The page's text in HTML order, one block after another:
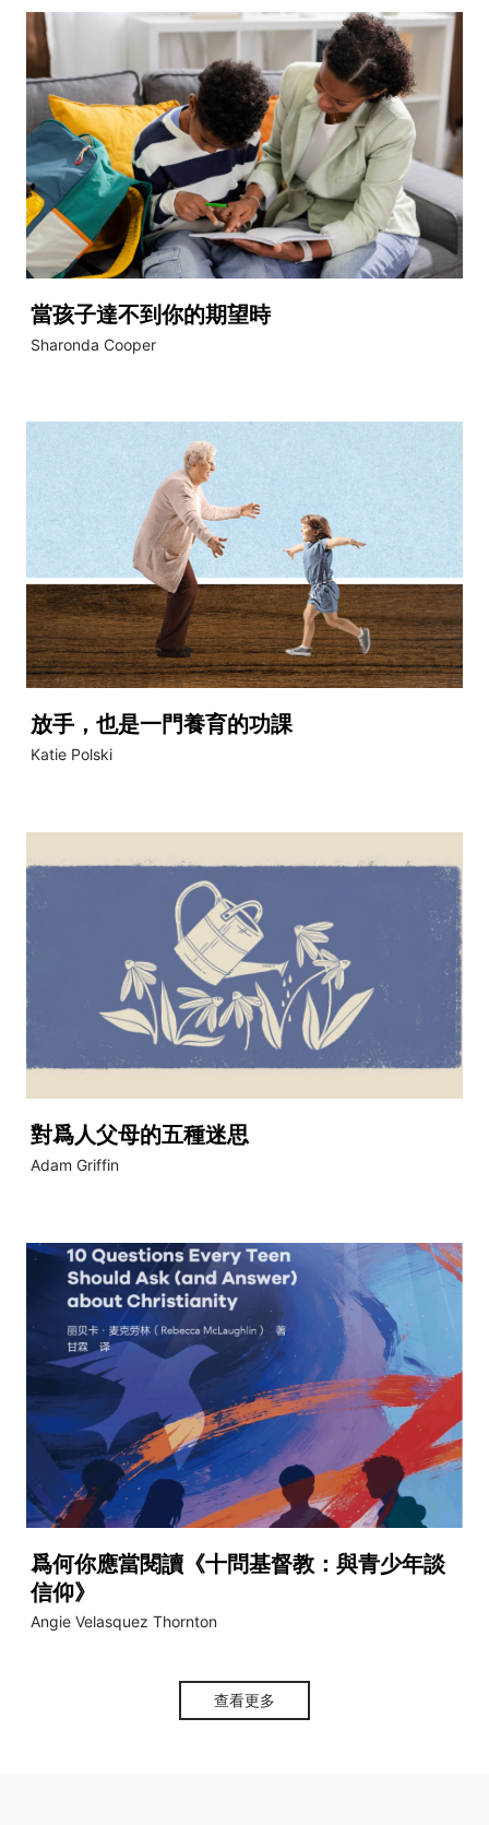
當孩子達不到你的期望時
Sharonda Cooper
放手，也是一門養育的功課
Katie Polski
對爲人父母的五種迷思
Adam Griffin
爲何你應當閱讀《十問基督教：與青少年談
信仰》
Angie Velasquez Thornton
查看更多